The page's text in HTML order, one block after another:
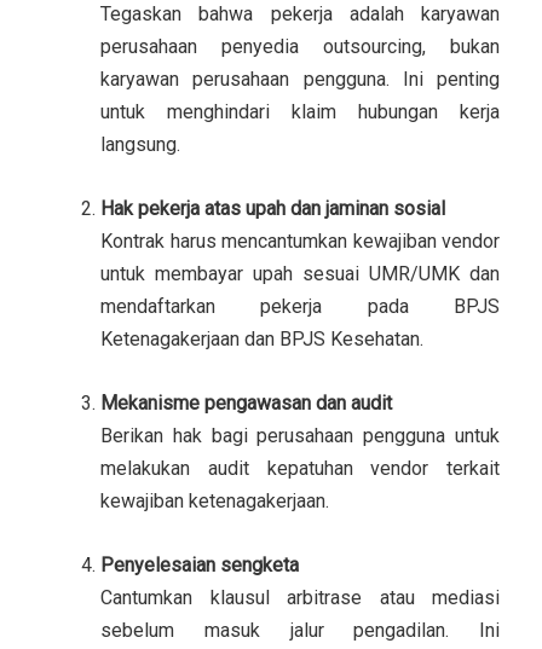
Tegaskan bahwa pekerja adalah karyawan
perusahaan penyedia outsourcing, bukan
karyawan perusahaan pengguna. Ini penting
untuk menghindari klaim hubungan kerja
langsung.
Hak pekerja atas upah dan jaminan sosial
Kontrak harus mencantumkan kewajiban vendor
untuk membayar upah sesuai UMR/UMK dan
mendaftarkan pekerja pada BPJS
Ketenagakerjaan dan BPJS Kesehatan.
Mekanisme pengawasan dan audit
Berikan hak bagi perusahaan pengguna untuk
melakukan audit kepatuhan vendor terkait
kewajiban ketenagakerjaan.
Penyelesaian sengketa
Cantumkan klausul arbitrase atau mediasi
sebelum masuk jalur pengadilan. Ini